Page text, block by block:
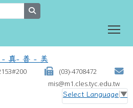
(03)-4708472
mis@m1.cles.tyc.edu.tw
Select Language ▼